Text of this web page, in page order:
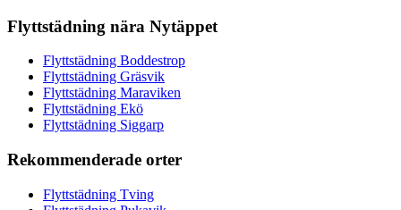
Flyttstädning nära Nytäppet
Flyttstädning Boddestrop
Flyttstädning Gräsvik
Flyttstädning Maraviken
Flyttstädning Ekö
Flyttstädning Siggarp
Rekommenderade orter
Flyttstädning Tving